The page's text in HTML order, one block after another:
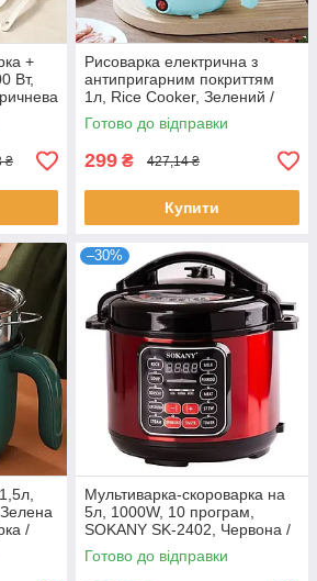
+
Вт,
₴
Рисоварка електрична з
антипригарним покриттям
1л, Rice Cooker, Зелений /
Електрокаструля / Рисоварка
пароварка
Готово до відправки
299 ₴ 427,14 ₴
Купити
/
–30%
Мультиварка-скороварка на
5л, 1000W, 10 програм,
SOKANY SK-2402, Червона /
Мультиварка з
антипригарним покриттям
Готово до відправки